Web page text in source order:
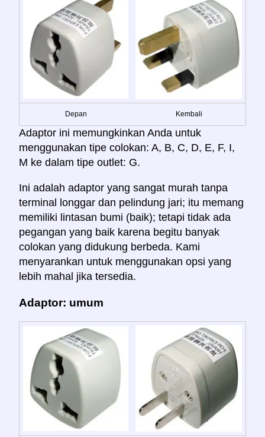
Depan Kembali
Adaptor ini memungkinkan Anda untuk
menggunakan tipe colokan: A, B, C, D, E, F, I,
M ke dalam tipe outlet: G.
Ini adalah adaptor yang sangat murah tanpa
terminal longgar dan pelindung jari; itu memang
memiliki lintasan bumi (baik); tetapi tidak ada
pegangan yang baik karena begitu banyak
colokan yang didukung berbeda. Kami
menyarankan untuk menggunakan opsi yang
lebih mahal jika tersedia.
Adaptor: umum